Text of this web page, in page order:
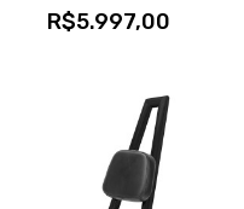
R$5.997,00